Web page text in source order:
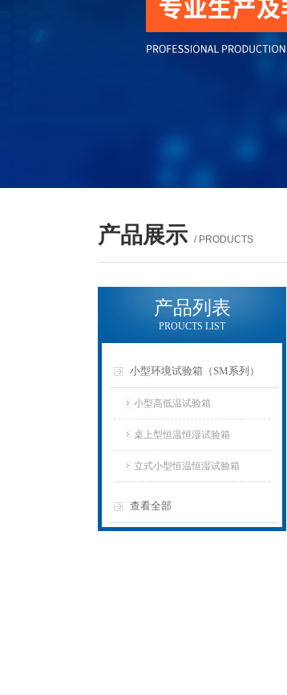
产品展示 / PRODUCTS
产品列表
PROUCTS LIST
小型环境试验箱（SM系列）
小型高低温试验箱
桌上型恒温恒湿试验箱
立式小型恒温恒湿试验箱
查看全部